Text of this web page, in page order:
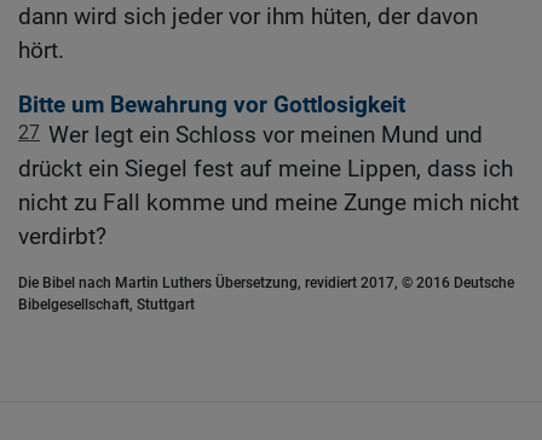
dann wird sich jeder vor ihm hüten, der davon
hört.
Bitte um Bewahrung vor Gottlosigkeit
27 Wer legt ein Schloss vor meinen Mund und
drückt ein Siegel fest auf meine Lippen, dass ich
nicht zu Fall komme und meine Zunge mich nicht
verdirbt?
Die Bibel nach Martin Luthers Übersetzung, revidiert 2017, © 2016 Deutsche
Bibelgesellschaft, Stuttgart